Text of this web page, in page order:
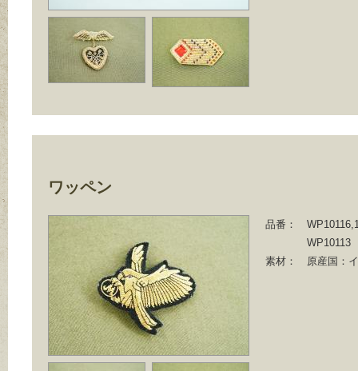
ワッペン
品番：
WP10113
素材：
原産国：